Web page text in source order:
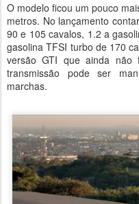
O modelo ficou um pouco
metros. No lançamento
90 e 105 cavalos, 1.2 a
gasolina TFSI turbo de 170
versão GTI que ainda não
transmissão pode ser
marchas.